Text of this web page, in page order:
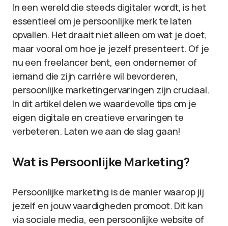
In een wereld die steeds digitaler wordt, is het
essentieel om je persoonlijke merk te laten
opvallen. Het draait niet alleen om wat je doet,
maar vooral om hoe je jezelf presenteert. Of je
nu een freelancer bent, een ondernemer of
iemand die zijn carrière wil bevorderen,
persoonlijke marketingervaringen zijn cruciaal.
In dit artikel delen we waardevolle tips om je
eigen digitale en creatieve ervaringen te
verbeteren. Laten we aan de slag gaan!
Wat is Persoonlijke Marketing?
Persoonlijke marketing is de manier waarop jij
jezelf en jouw vaardigheden promoot. Dit kan
via sociale media, een persoonlijke website of